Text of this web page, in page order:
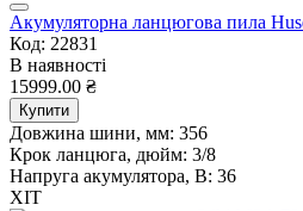
Акумуляторна ланцюгова пила
Код: 22831
В наявності
15999.00 ₴
Купити
Довжина шини, мм: 356
Крок ланцюга, дюйм: 3/8
Напруга акумулятора, В: 36
ХІТ